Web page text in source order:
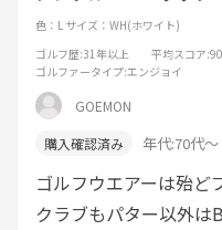
色：L サイズ：WH(ホワイト)
ゴルフ歴:31年以上 平均スコア
ゴルファータイプ:エンジョイ
GOEMON
年代:70代～
ゴルフウエアーは殆ど
クラブもパター以外は